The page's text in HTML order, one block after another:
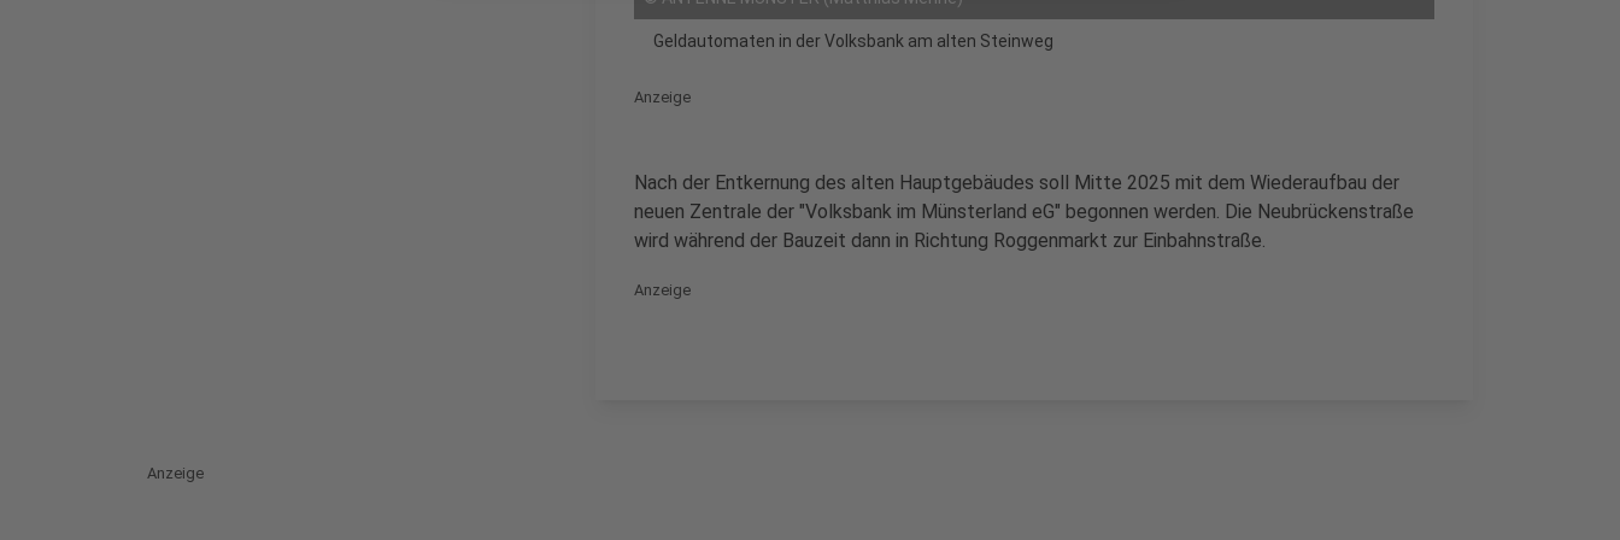
Geldautomaten in der Volksbank am alten Steinweg
Anzeige
Nach der Entkernung des alten Hauptgebäudes soll Mitte 2025 mit dem Wiederaufbau der
neuen Zentrale der "Volksbank im Münsterland eG" begonnen werden. Die Neubrückenstraße
wird während der Bauzeit dann in Richtung Roggenmarkt zur Einbahnstraße.
Anzeige
Anzeige